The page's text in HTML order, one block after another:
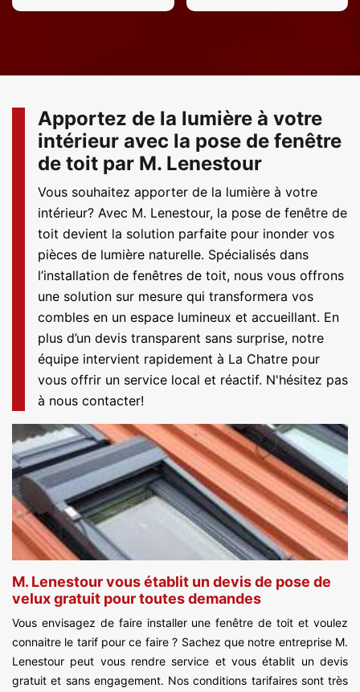
Apportez de la lumière à votre
intérieur avec la pose de fenêtre
de toit par M. Lenestour
Vous souhaitez apporter de la lumière à votre
intérieur? Avec M. Lenestour, la pose de fenêtre de
toit devient la solution parfaite pour inonder vos
pièces de lumière naturelle. Spécialisés dans
l’installation de fenêtres de toit, nous vous offrons
une solution sur mesure qui transformera vos
combles en un espace lumineux et accueillant. En
plus d’un devis transparent sans surprise, notre
équipe intervient rapidement à La Chatre pour
vous offrir un service local et réactif. N'hésitez pas
à nous contacter!
M. Lenestour vous établit un devis de pose de
velux gratuit pour toutes demandes
Vous envisagez de faire installer une fenêtre de toit et voulez
connaitre le tarif pour ce faire ? Sachez que notre entreprise M.
Lenestour peut vous rendre service et vous établit un devis
gratuit et sans engagement. Nos conditions tarifaires sont très